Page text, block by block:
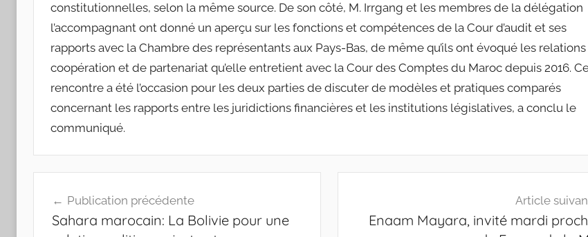
constitutionnelles, selon la même source. De son côté, M. Irrgang et les membres de la délégation
l’accompagnant ont donné un aperçu sur les fonctions et compétences de la Cour d’audit et ses
rapports avec la Chambre des représentants aux Pays-Bas, de même qu’ils ont évoqué les
coopération et de partenariat qu’elle entretient avec la Cour des Comptes du Maroc depuis 2016.
rencontre a été l’occasion pour les deux parties de discuter de modèles et pratiques comparés
concernant les rapports entre les juridictions financières et les institutions législatives, a conclu le
communiqué.
de
Publication précédente
Sahara marocain: La Bolivie pour une
Article
Enaam Mayara, invité mardi